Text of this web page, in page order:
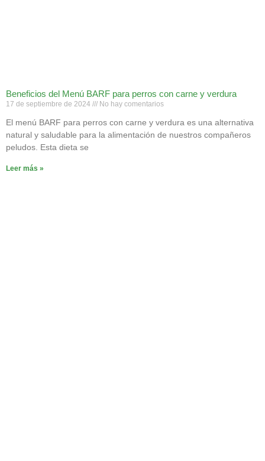
Beneficios del Menú BARF para perros con carne y verdura
17 de septiembre de 2024 No hay comentarios
El menú BARF para perros con carne y verdura es una alternativa
natural y saludable para la alimentación de nuestros compañeros
peludos. Esta dieta se
Leer más »